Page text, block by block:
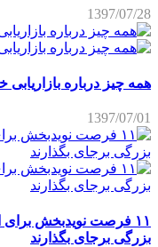
1397/07/28
همه چیز درباره بازاریابی
1397/07/01
۱۱ فرصت نویدبخش برای
بزرگی برجای بگذارند